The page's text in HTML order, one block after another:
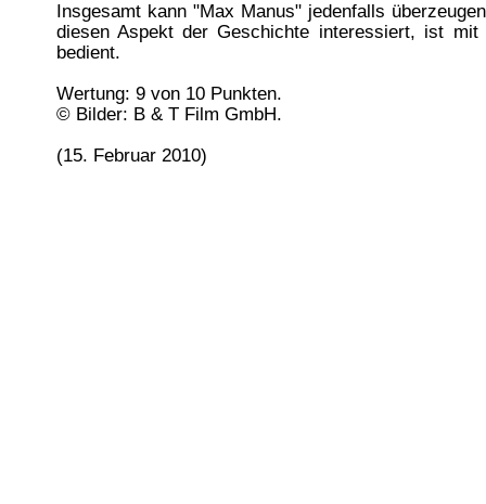
Insgesamt kann "Max Manus" jedenfalls
diesen Aspekt der Geschichte interessiert, ist
bedient.
Wertung: 9 von 10 Punkten.
© Bilder: B & T Film GmbH.
(15. Februar 2010)